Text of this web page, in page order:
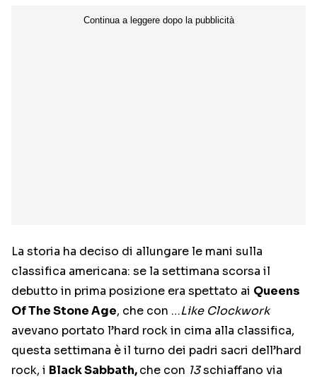
La storia ha deciso di allungare le mani sulla
classifica americana: se la settimana scorsa il
debutto in prima posizione era spettato ai Queens
Of The Stone Age, che con …Like Clockwork
avevano portato l’hard rock in cima alla classifica,
questa settimana è il turno dei padri sacri dell’hard
rock, i Black Sabbath,che con 13schiaffano via